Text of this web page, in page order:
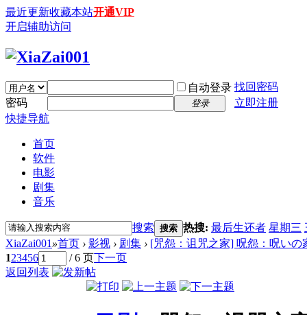
最近更新收藏本站开通VIP
开启辅助访问
自动登录 找回密码
密码
登录
立即注册
快捷导航
首页
软件
电影
剧集
音乐
搜索 搜索 热搜: 最后生还者 星期三
XiaZai001 »首页 › 影视 › 剧集 › [咒怨：诅咒之家] 呪怨：呪いの
123456 / 6 页下一页
返回列表